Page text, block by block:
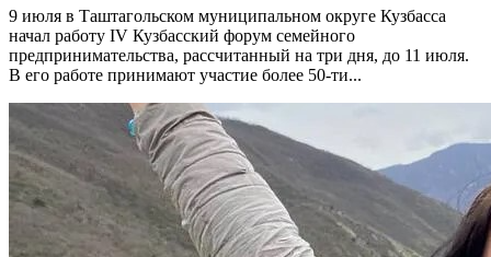
9 июля в Таштагольском муниципальном округе Кузбасса
начал работу IV Кузбасский форум семейного
предпринимательства, рассчитанный на три дня, до 11 июля.
В его работе принимают участие более 50-ти...